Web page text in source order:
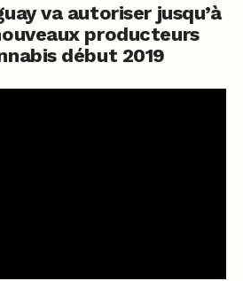
va autoriser jusqu’à
producteurs
début 2019